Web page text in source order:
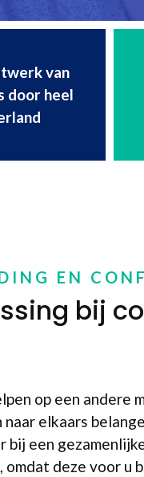
van
door heel
EN
bij
op een andere
elkaars
bij een
omdat deze voor u